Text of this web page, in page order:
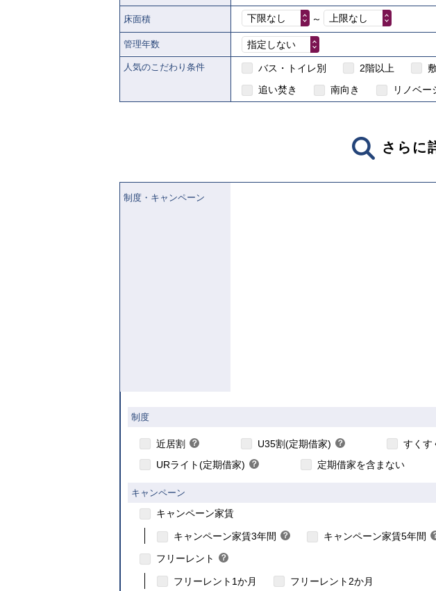
床面積 下限なし ～ 上限なし
管理年数 指定しない
人気のこだわり条件 バス・トイレ別 2階以上
追い焚き
南向き リノベー
さらに
制度・キャンペーン
制度
近居割 ？
ン
U35割(定期借家) ？
ン
すくす
URライト(定期借家) ？
こちら
定期借家を含まない
キャンペーン
キャンペーン家賃
キャンペーン家賃3年間 ？
ト
キャンペーン家賃5年間
フリーレント ？
ン
こちら
フリーレント1か月 フリーレント2か月